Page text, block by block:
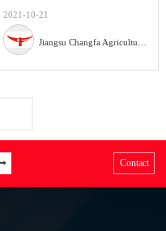
2021-10-21
Contact